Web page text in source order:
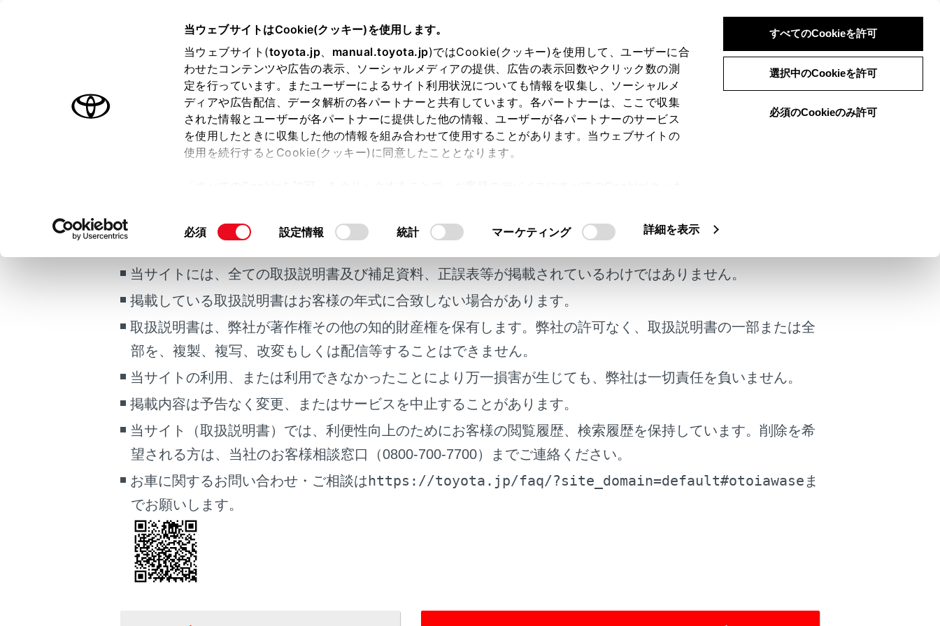
当ウェブサイトはCookie(クッキー)を使用します。
当ウェブサイト(toyota.jp、 manual.toyota.jp)ではCookie(クッキー)を使用して、ユーザーに合
わせたコンテンツや広告の表示、ソーシャルメディアの提供、広告の表示回数やクリック数の測
定を行っています。またユーザーによるサイト利用状況についても情報を収集し、ソーシャルメ
ディアや広告配信、データ解析の各パートナーと共有しています。各パートナーは、ここで収集
された情報とユーザーが各パートナーに提供した他の情報、ユーザーが各パートナーのサービス
を使用したときに収集した他の情報を組み合わせて使用することがあります。当ウェブサイトの
使用を続行するとCookie(クッキー)に同意したこととなります。
て」をご覧ください。
同
選
択
必須 設定情報 統計 マーケティング 詳細を表示
すべてのCookieを許可
選択中のCookieを許可
必須のCookieのみ許可
はじめに
安全・安心のために
マルチメディア
お手入れのしかた
万一の場合には
こんなときは
ブックマーク
あとで読む
マルチメディア
画面表示設定
個人情報の取扱いについて
サイト利用について
マルチメディア ナビゲーション VICS・交通情報
VICSについて
メニュー
「VICSWIDE」について
VICSのメディアについて
VICSの運用時間について
VICSの用語について
VICSセンター著作権について
VICS、ETC2.0（ITSスポット）の問い合わせ先について
ご利用の条件
当サイトには、全ての取扱説明書及び補足資料、正誤表等が掲載されているわけではありません。
掲載している取扱説明書はお客様の年式に合致しない場合があります。
取扱説明書は、弊社が著作権その他の知的財産権を保有します。弊社の許可なく、取扱説明書の一部または全
部を、複製、複写、改変もしくは配信等することはできません。
当サイトの利用、または利用できなかったことにより万一損害が生じても、弊社は一切責任を負いません。
掲載内容は予告なく変更、またはサービスを中止することがあります。
当サイト（取扱説明書）では、利便性向上のためにお客様の閲覧履歴、検索履歴を保持しています。削除を希
望される方は、当社のお客様相談窓口（0800-700-7700）までご連絡ください。
お車に関するお問い合わせ・ご相談はhttps://toyota.jp/faq/?site_domain=default#otoiawase ま
でお願いします。